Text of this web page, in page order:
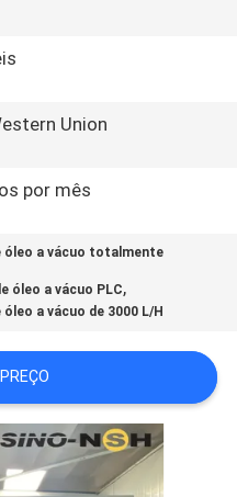
Union
por mês
óleo a vácuo totalmente
óleo a vácuo PLC,
a vácuo de 3000 L/H